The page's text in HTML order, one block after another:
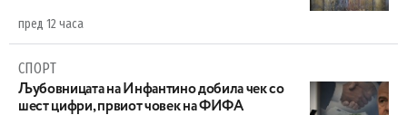
пред 12 часа
СПОРТ
Љубовницата на Инфантино добила чек со
шест цифри, првиот човек на ФИФА